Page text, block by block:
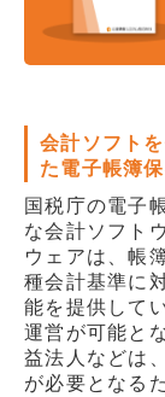
会計ソフト
た電子帳簿
国税庁の電子
な会計ソフト
ウェアは、帳
種会計基準に
能を提供して
運営が可能と
益法人などは
が必要となる